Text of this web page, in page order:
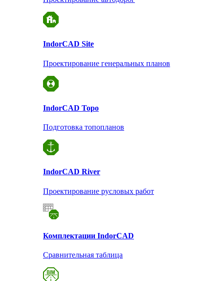
IndorCAD Site
Проектирование генеральных планов
IndorCAD Topo
Подготовка топопланов
IndorCAD River
Проектирование русловых работ
Комплектации IndorCAD
Сравнительная таблица